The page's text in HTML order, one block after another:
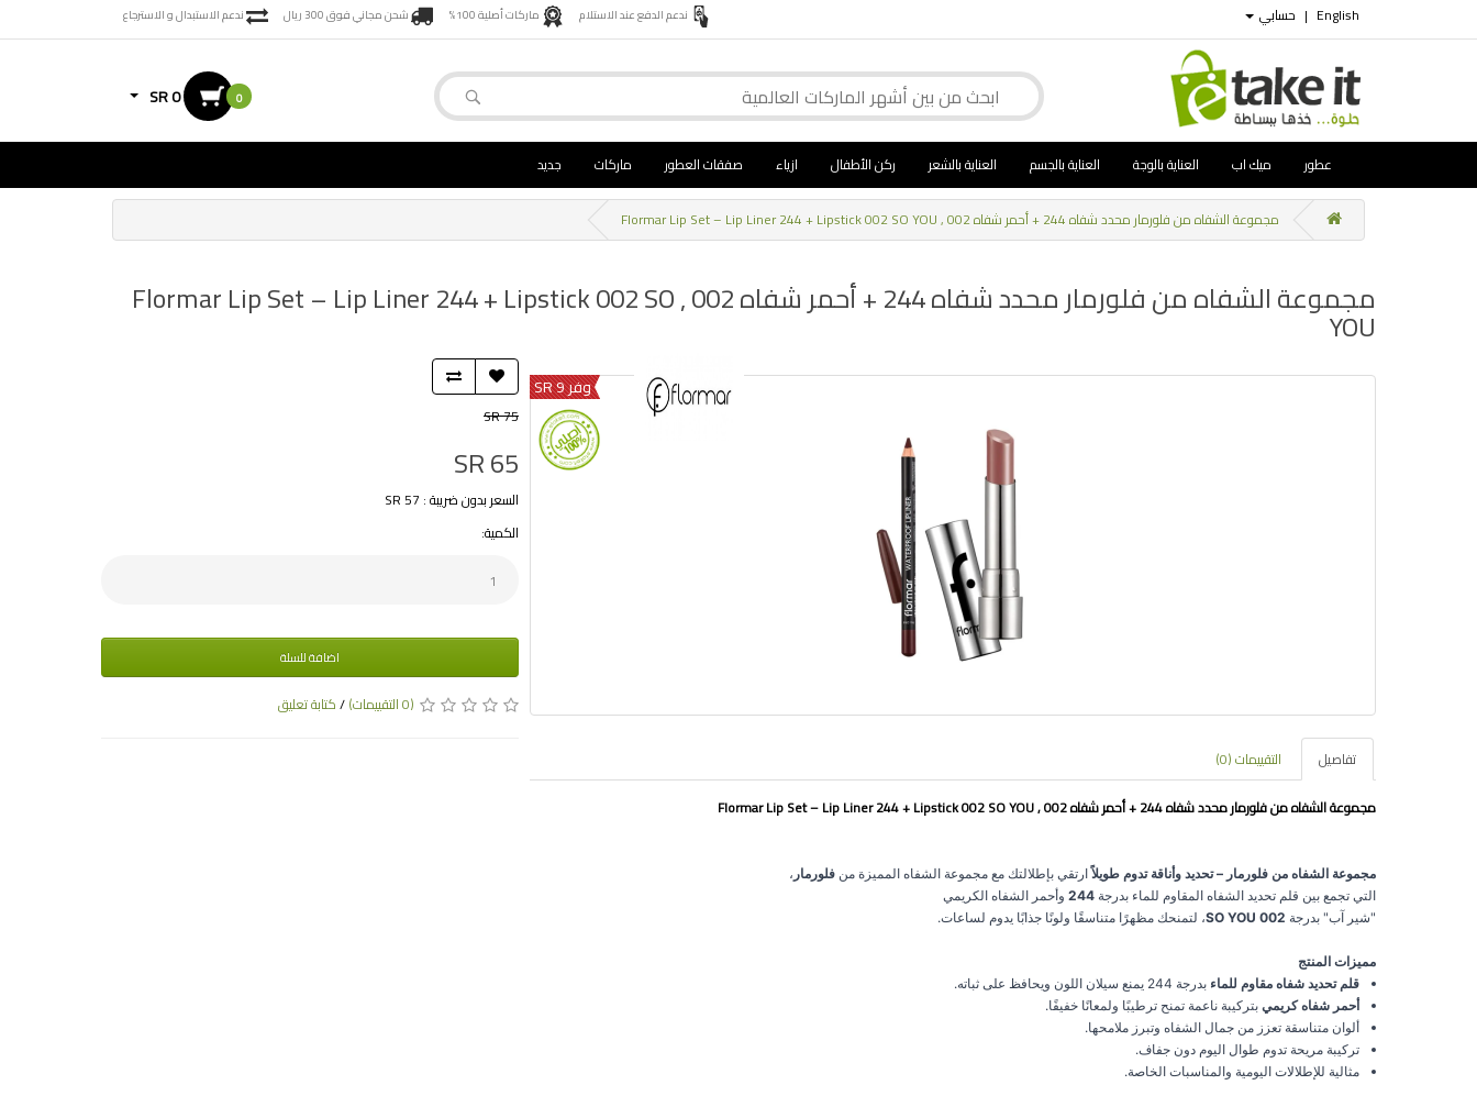
English
| حسابي ندعم الدفع عند الاستلام ماركات أصلية 100% شحن مجاني فوق 300 ريال ندعم الاستبدال و الاسترجاع
0
SR 0
عطور ميك اب العناية بالوجة العناية بالجسم العناية بالشعر ركن الأطفال ازياء صفقات العطور ماركات جديد
مجموعة الشفاه من فلورمار محدد شفاه 244 + أحمر شفاه 002 , Flormar Lip Set – Lip Liner 244 + Lipstick 002 SO YOU
مجموعة الشفاه من فلورمار محدد شفاه 244 + أحمر شفاه 002 , Flormar Lip Set – Lip Liner 244 + Lipstick 002 SO
YOU
وفر 9 SR
تفاصيل
التقييمات (0)
مجموعة الشفاه من فلورمار محدد شفاه 244 + أحمر شفاه 002 , Flormar Lip Set – Lip Liner 244 + Lipstick 002 SO YOU
مجموعة الشفاه من فلورمار – تحديد وأناقة تدوم طويلاًارتقي بإطلالتك مع مجموعة الشفاه المميزة من فلورمار ،
التي تجمع بين قلم تحديد الشفاه المقاوم للماء بدرجة 244 وأحمر الشفاه الكريمي
"شير آب" بدرجة 002 SO YOU ، لتمنحك مظهرًا متناسقًا ولونًا جذابًا يدوم لساعات.
مميزات المنتج
قلم تحديد شفاه مقاوم للماء بدرجة 244 يمنع سيلان اللون ويحافظ على ثباته.
أحمر شفاه كريمي بتركيبة ناعمة تمنح ترطيبًا ولمعانًا خفيفًا.
ألوان متناسقة تعزز من جمال الشفاه وتبرز ملامحها.
تركيبة مريحة تدوم طوال اليوم دون جفاف.
مثالية للإطلالات اليومية والمناسبات الخاصة.
SR 75
SR 65
السعر بدون ضريبة : SR 57
الكمية:
اضافة للسلة
(0 التقييمات) /كتابة تعليق